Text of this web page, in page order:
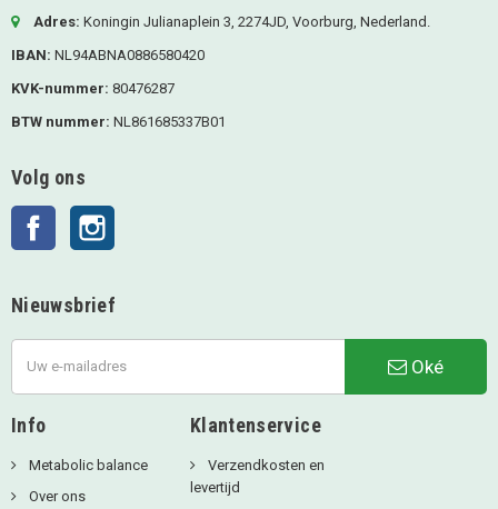
Adres: Koningin Julianaplein 3, 2274JD, Voorburg, Nederland.
IBAN: NL94ABNA0886580420
KVK-nummer: 80476287
BTW nummer: NL861685337B01
Volg ons
Facebook
Nieuwsbrief
Oké
Info
Metabolic balance
Over ons
Klantenservice
Verzendkosten en
levertijd